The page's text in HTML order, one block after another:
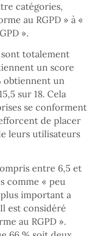
catégories,
au RGPD » à «
».
sont totalement
un score
obtiennent un
sur 18. Cela
se conforment
de placer
leurs utilisateurs
entre 6,5 et
comme « peu
important a
est considéré
au RGPD ».